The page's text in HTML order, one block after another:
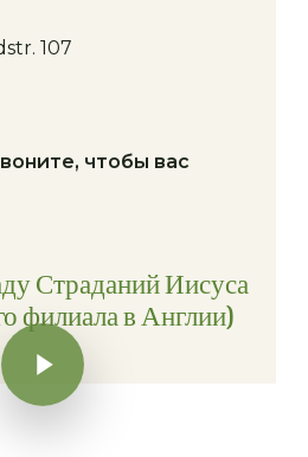
107
чтобы вас
Страданий Иисуса
филиала в Англии)
Воспроизвести видео